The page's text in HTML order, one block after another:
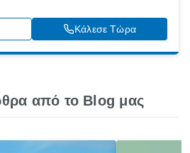
Κάλεσε Τώρα
από το Blog μας